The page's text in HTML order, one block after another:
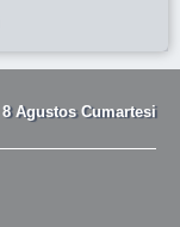
8 Agustos Cumartesi